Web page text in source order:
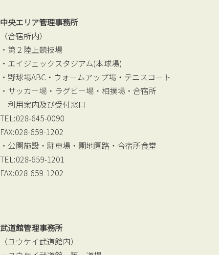
中央エリア管理事務所
（合宿所内）
・第２陸上競技場
・エイジェックスタジアム(本球場)
・野球場ABC・ウォームアップ場・テニスコート
・サッカー場・ラグビー場・相撲場・合宿所
利用案内及び受付窓口
TEL:028-645-0090
FAX:028-659-1202
・公園施設・駐車場・園地園路・合宿所食堂
TEL:028-659-1201
FAX:028-659-1202
武道館管理事務所
（ユウケイ武道館内）